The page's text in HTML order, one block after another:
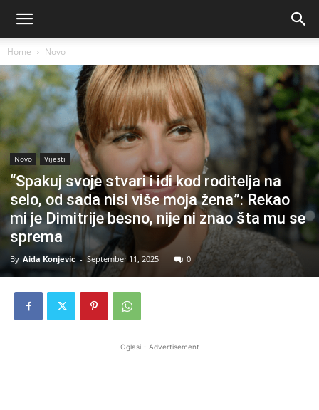
Home Novo
Novo Vijesti
“Spakuj svoje stvari i idi kod roditelja na
selo, od sada nisi više moja žena”: Rekao
mi je Dimitrije besno, nije ni znao šta mu se
sprema
By Aida Konjevic - September 11, 2025 0
Oglasi - Advertisement